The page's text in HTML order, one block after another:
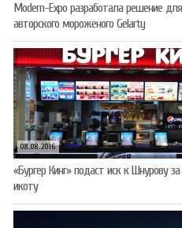
Modern-Expo разработала решение
авторского мороженого Gelarty
08.08.2016
«Бургер Кинг» подаст иск к Шнурову
икоту